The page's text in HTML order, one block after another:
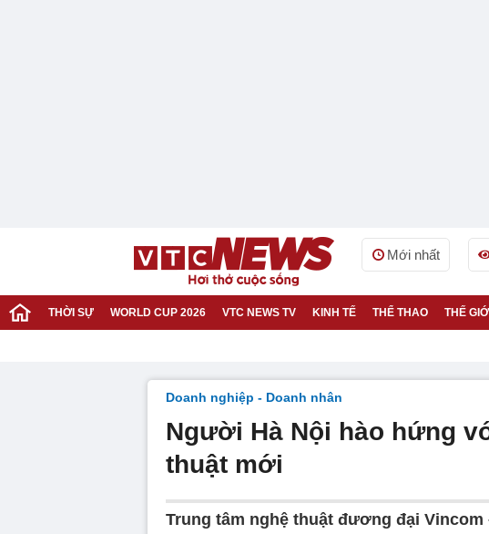
Mới nhất
THỜI SỰ WORLD CUP 2026 VTC NEWS TV KINH TẾ THỂ THAO THẾ GIỚI
Doanh nghiệp - Doanh nhân
Người Hà Nội hào hứng
thuật mới
Trung tâm nghệ thuật đương đại